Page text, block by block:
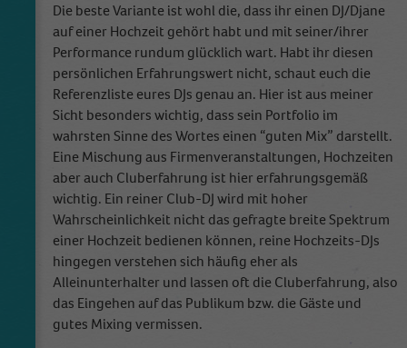
Die beste Variante ist wohl die, dass ihr einen DJ/Djane
auf einer Hochzeit gehört habt und mit seiner/ihrer
Performance rundum glücklich wart. Habt ihr diesen
persönlichen Erfahrungswert nicht, schaut euch die
Referenzliste eures DJs genau an. Hier ist aus meiner
Sicht besonders wichtig, dass sein Portfolio im
wahrsten Sinne des Wortes einen “guten Mix” darstellt.
Eine Mischung aus Firmenveranstaltungen, Hochzeiten
aber auch Cluberfahrung ist hier erfahrungsgemäß
wichtig. Ein reiner Club-DJ wird mit hoher
Wahrscheinlichkeit nicht das gefragte breite Spektrum
einer Hochzeit bedienen können, reine Hochzeits-DJs
hingegen verstehen sich häufig eher als
Alleinunterhalter und lassen oft die Cluberfahrung, also
das Eingehen auf das Publikum bzw. die Gäste und
gutes Mixing vermissen.